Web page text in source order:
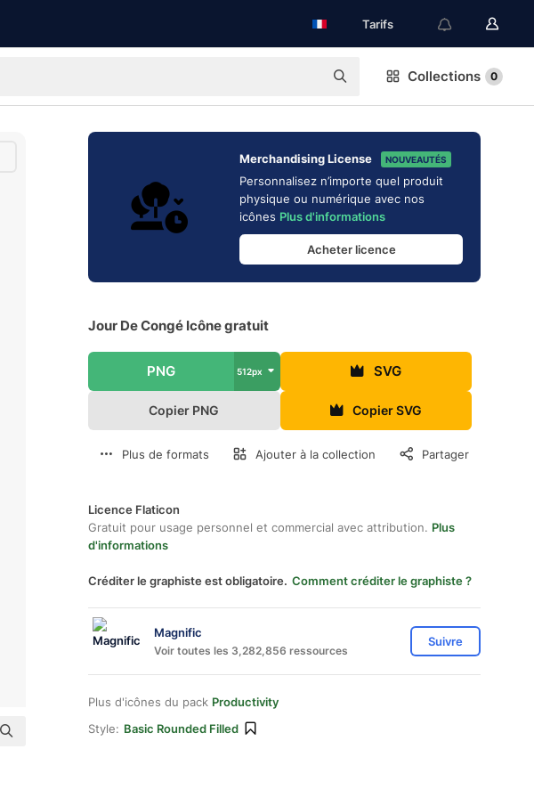
Tarifs
Collections 0
Merchandising License NOUVEAUTÉS
Personnalisez n’importe quel produit
physique ou numérique avec nos
icônes Plus d'informations
Acheter licence
Jour De Congé Icône gratuit
PNG 512px SVG
Copier PNG Copier SVG
Plus de formats Ajouter à la collection Partager
Licence Flaticon
Gratuit pour usage personnel et commercial avec attribution. Plus
d'informations
Créditer le graphiste est obligatoire. Comment créditer le graphiste ?
Magnific
Voir toutes les 3,282,856 ressources
Suivre
Plus d'icônes du pack Productivity
Style: Basic Rounded Filled